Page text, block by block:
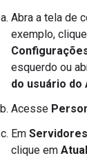
Abra a tela de
exemplo,
esquerdo ou
do usuário do
Acesse
Em
clique em